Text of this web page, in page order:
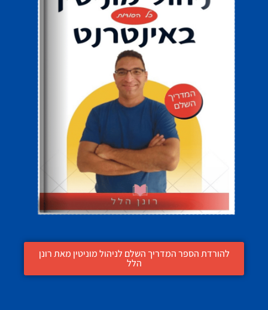
להורדת הספר המדריך השלם לניהול מוניטין מאת רונן
הלל